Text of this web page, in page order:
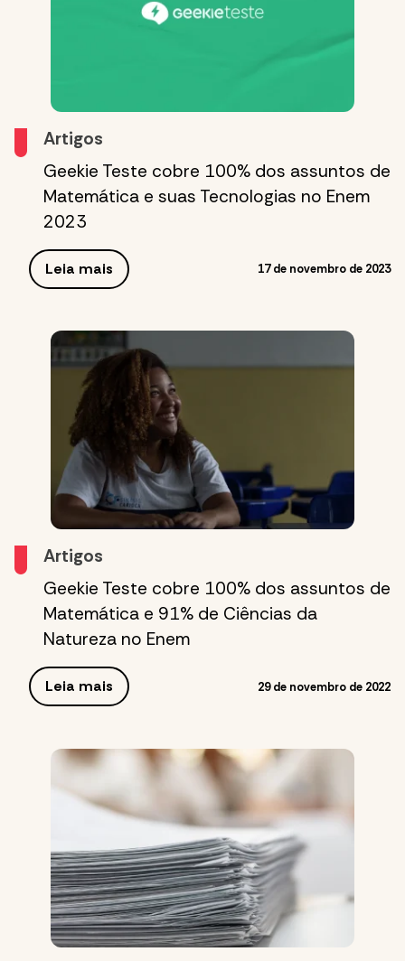
Artigos
Geekie Teste cobre 100% dos assuntos de
Matemática e suas Tecnologias no Enem
2023
Leia mais 17 de novembro de 2023
Artigos
Geekie Teste cobre 100% dos assuntos de
Matemática e 91% de Ciências da
Natureza no Enem
Leia mais 29 de novembro de 2022